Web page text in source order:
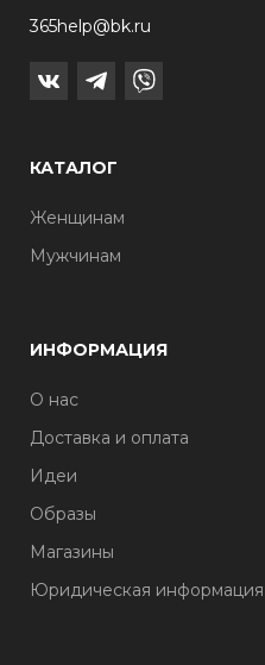
365help@bk.ru
КАТАЛОГ
Женщинам
Мужчинам
ИНФОРМАЦИЯ
О нас
Доставка и оплата
Идеи
Образы
Магазины
Юридическая информация